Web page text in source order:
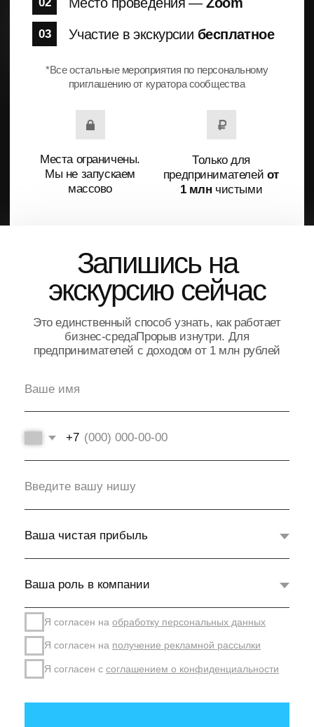
следующему этапу роста —
Экспоненте, личной группе Михаила
Гребенюка для предпринимателей
в
месяц.
Именно поэтому в Прорыве мы работаем не только
предпринимателя, системы управления, команды и
качества принимаемых решений — тем
фундаментом, без которого невозможно устойчиво
перейти на следующий уровень.
Главный результат каждого слёта, это
персональный план действий предпринимателя
группы. По итогам обсуждения наставник
выделяет наиболее важные точки роста и
формирует декларацию на следующий квартал.
Слёты
Раз в три месяца участники встречаются на
слётах, проходят стратегические разборы
бизнеса, определяют ключевые цели и задачи